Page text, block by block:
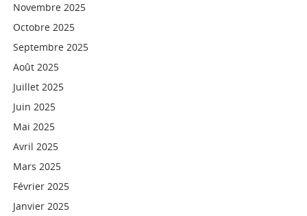
Novembre 2025
Octobre 2025
Septembre 2025
Août 2025
Juillet 2025
Juin 2025
Mai 2025
Avril 2025
Mars 2025
Février 2025
Janvier 2025